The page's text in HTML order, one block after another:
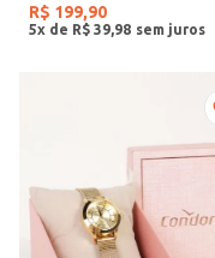
R$ 199,90
5x de R$ 39 98